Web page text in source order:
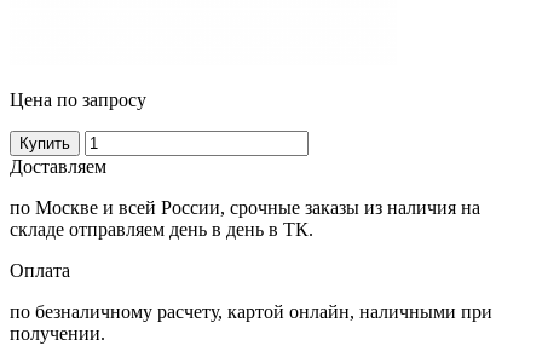
Цена по запросу
Купить
Доставляем
по Москве и всей России, срочные заказы из наличия на
складе отправляем день в день в ТК.
Оплата
по безналичному расчету, картой онлайн, наличными при
получении.